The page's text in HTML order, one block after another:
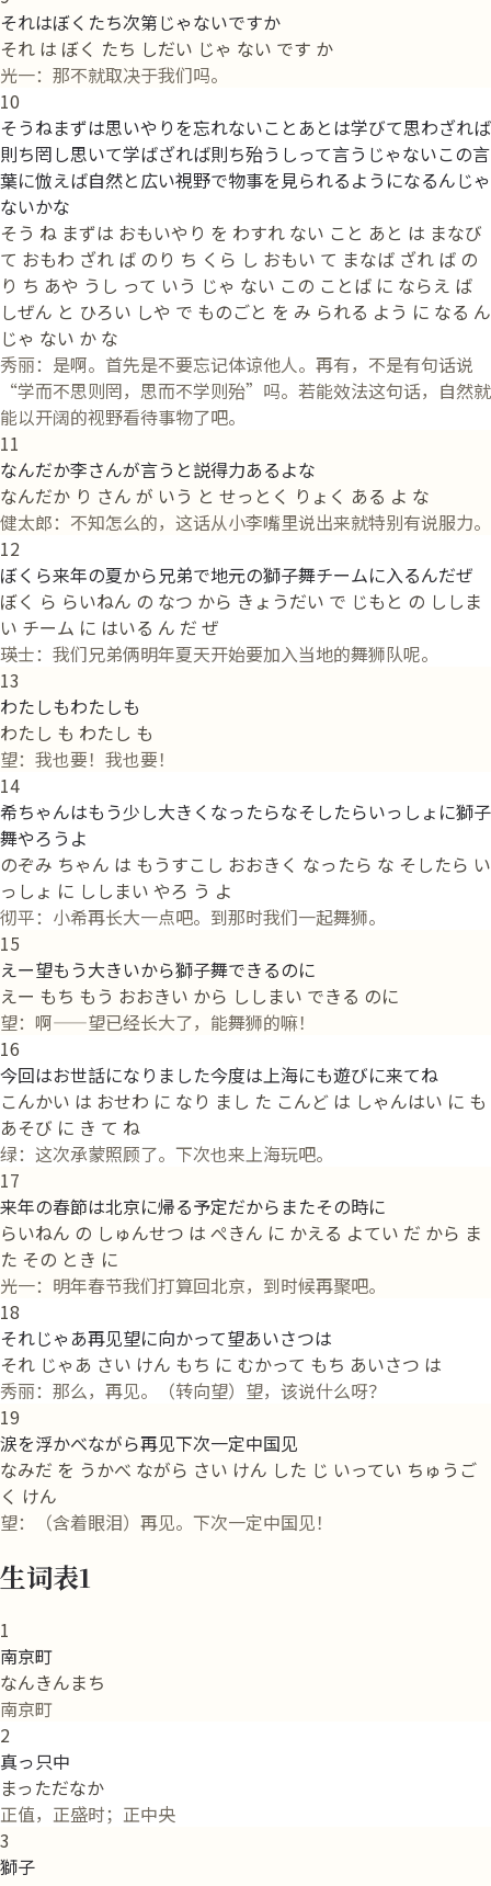
それはぼくたち次第じゃないですか
それ は ぼく たち しだい じゃ ない です か
光一：那不就取决于我们吗。
10
そうねまずは思いやりを忘れないことあとは学びて思わざれば
則ち罔し思いて学ばざれば則ち殆うしって言うじゃないこの言
葉に倣えば自然と広い視野で物事を見られるようになるんじゃ
ないかな
そう ね まずは おもいやり を わすれ ない こと あと は まなび
て おもわ ざれ ば のり ち くら し おもい て まなば ざれ ば の
り ち あや うし って いう じゃ ない この ことば に ならえ ば
しぜん と ひろい しや で ものごと を み られる よう に なる ん
じゃ ない か な
秀丽：是啊。首先是不要忘记体谅他人。再有，不是有句话说
“学而不思则罔，思而不学则殆”吗。若能效法这句话，自然就
能以开阔的视野看待事物了吧。
11
なんだか李さんが言うと説得力あるよな
なんだか り さん が いう と せっとく りょく ある よ な
健太郎：不知怎么的，这话从小李嘴里说出来就特别有说服力。
12
ぼくら来年の夏から兄弟で地元の獅子舞チームに入るんだぜ
ぼく ら らいねん の なつ から きょうだい で じもと の ししま
い チーム に はいる ん だ ぜ
瑛士：我们兄弟俩明年夏天开始要加入当地的舞狮队呢。
13
わたしもわたしも
わたし も わたし も
望：我也要！我也要！
14
希ちゃんはもう少し大きくなったらなそしたらいっしょに獅子
舞やろうよ
のぞみ ちゃん は もうすこし おおきく なったら な そしたら い
っしょ に ししまい やろ う よ
彻平：小希再长大一点吧。到那时我们一起舞狮。
15
えー望もう大きいから獅子舞できるのに
えー もち もう おおきい から ししまい できる のに
望：啊——望已经长大了，能舞狮的嘛！
16
今回はお世話になりました今度は上海にも遊びに来てね
こんかい は おせわ に なり まし た こんど は しゃんはい に も
あそび に き て ね
绿：这次承蒙照顾了。下次也来上海玩吧。
17
来年の春節は北京に帰る予定だからまたその時に
らいねん の しゅんせつ は ぺきん に かえる よてい だ から ま
た その とき に
光一：明年春节我们打算回北京，到时候再聚吧。
18
それじゃあ再见望に向かって望あいさつは
それ じゃあ さい けん もち に むかって もち あいさつ は
秀丽：那么，再见。（转向望）望，该说什么呀？
19
涙を浮かべながら再见下次一定中国见
なみだ を うかべ ながら さい けん した じ いってい ちゅうご
く けん
望：（含着眼泪）再见。下次一定中国见！
生词表1
1
南京町
なんきんまち
南京町
2
真っ只中
まっただなか
正值，正盛时；正中央
3
獅子